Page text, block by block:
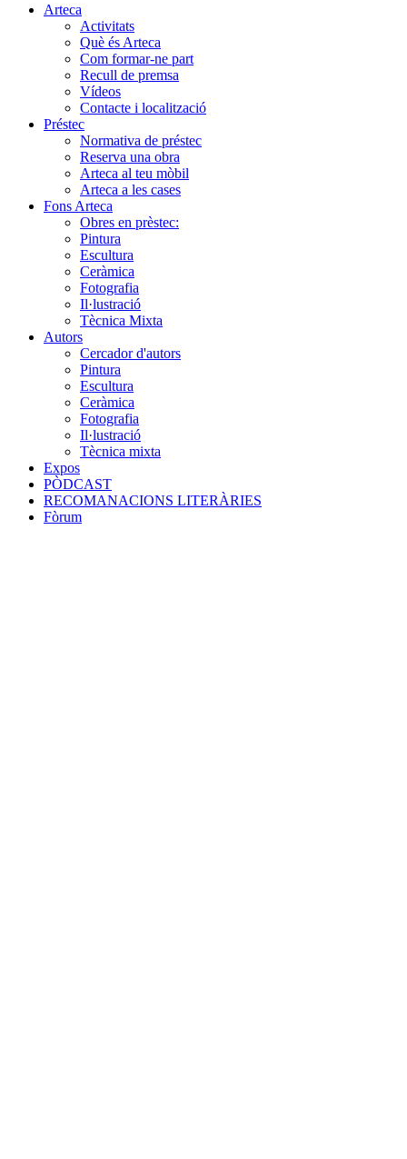
Arteca
Activitats
Què és Arteca
Com formar-ne part
Recull de premsa
Vídeos
Contacte i localització
Préstec
Normativa de préstec
Reserva una obra
Arteca al teu mòbil
Arteca a les cases
Fons Arteca
Obres en prèstec:
Pintura
Escultura
Ceràmica
Fotografia
Il·lustració
Tècnica Mixta
Autors
Cercador d'autors
Pintura
Escultura
Ceràmica
Fotografia
Il·lustració
Tècnica mixta
Expos
PÒDCAST
RECOMANACIONS LITERÀRIES
Fòrum